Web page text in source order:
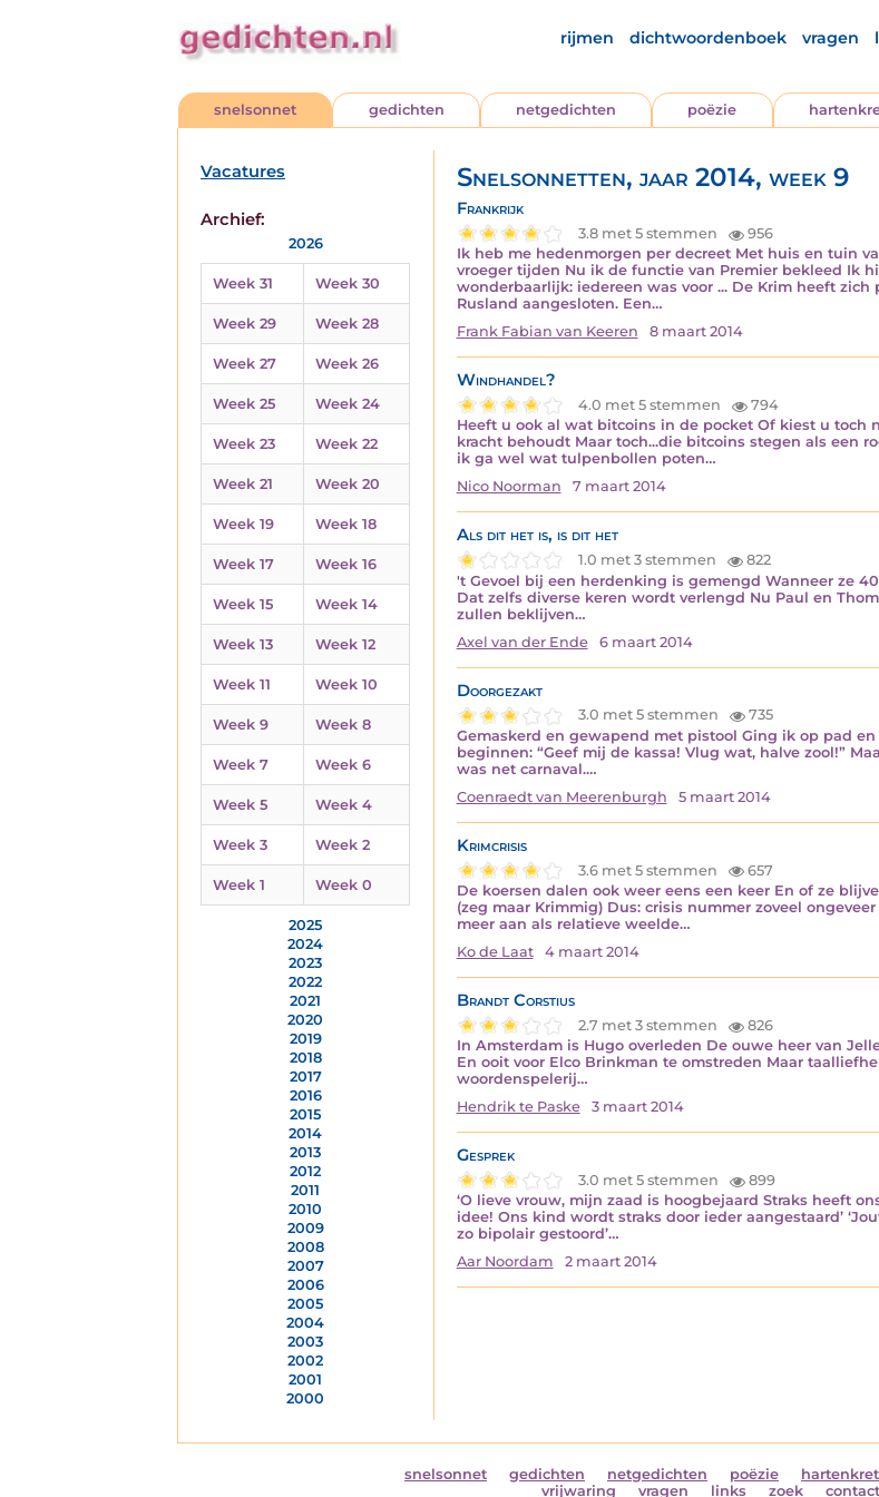
rijmen dichtwoordenboek vragen
snelsonnet gedichten netgedichten poëzie
Vacatures
Archief:
2026
Week 31 Week 30
Week 29 Week 28
Week 27 Week 26
Week 25 Week 24
Week 23 Week 22
Week 21 Week 20
Week 19 Week 18
Week 17 Week 16
Week 15 Week 14
Week 13 Week 12
Week 11 Week 10
Week 9 Week 8
Week 7 Week 6
Week 5 Week 4
Week 3 Week 2
Week 1 Week 0
2025
2024
2023
2022
2021
2020
2019
2018
2017
2016
2015
2014
2013
2012
2011
2010
2009
2008
2007
2006
2005
2004
2003
2002
2001
2000
Snelsonnetten, jaar 2014, week 9
Frankrijk
3.8 met 5 stemmen
956
Ik heb me hedenmorgen per decreet Met huis en tuin
vroeger tijden Nu ik de functie van Premier bekleed Ik
wonderbaarlijk: iedereen was voor ... De Krim heeft
Rusland aangesloten. Een…
Frank Fabian van Keeren
8 maart 2014
Windhandel?
4.0 met 5 stemmen
794
Heeft u ook al wat bitcoins in de pocket Of kiest u
kracht behoudt Maar toch...die bitcoins stegen als een
ik ga wel wat tulpenbollen poten…
Nico Noorman
7 maart 2014
Als dit het is, is dit het
1.0 met 3 stemmen
822
't Gevoel bij een herdenking is gemengd Wanneer ze
Dat zelfs diverse keren wordt verlengd Nu Paul en
zullen beklijven…
Axel van der Ende
6 maart 2014
Doorgezakt
3.0 met 5 stemmen
735
Gemaskerd en gewapend met pistool Ging ik op pad
beginnen: “Geef mij de kassa! Vlug wat, halve zool!”
was net carnaval.…
Coenraedt van Meerenburgh
5 maart 2014
Krimcrisis
3.6 met 5 stemmen
657
De koersen dalen ook weer eens een keer En of ze
(zeg maar Krimmig) Dus: crisis nummer zoveel
meer aan als relatieve weelde…
Ko de Laat
4 maart 2014
Brandt Corstius
2.7 met 3 stemmen
826
In Amsterdam is Hugo overleden De ouwe heer van
En ooit voor Elco Brinkman te omstreden Maar
woordenspelerij…
Hendrik te Paske
3 maart 2014
Gesprek
3.0 met 5 stemmen
899
‘O lieve vrouw, mijn zaad is hoogbejaard Straks heeft
idee! Ons kind wordt straks door ieder aangestaard’
zo bipolair gestoord’…
Aar Noordam
2 maart 2014
snelsonnet gedichten netgedichten poëzie
vrijwaring
vragen links zoek contact